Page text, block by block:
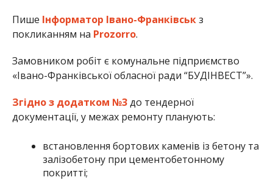
Пише Інформатор Івано-Франківськз
покликанням на Prozorro.
Замовником робіт є комунальне підприємство
«Івано-Франківської обласної ради “БУДІНВЕСТ”».
Згідно з додатком №3до тендерної
документації, у межах ремонту планують:
встановлення бортових каменів із бетону та
залізобетону при цементобетонному
покритті;